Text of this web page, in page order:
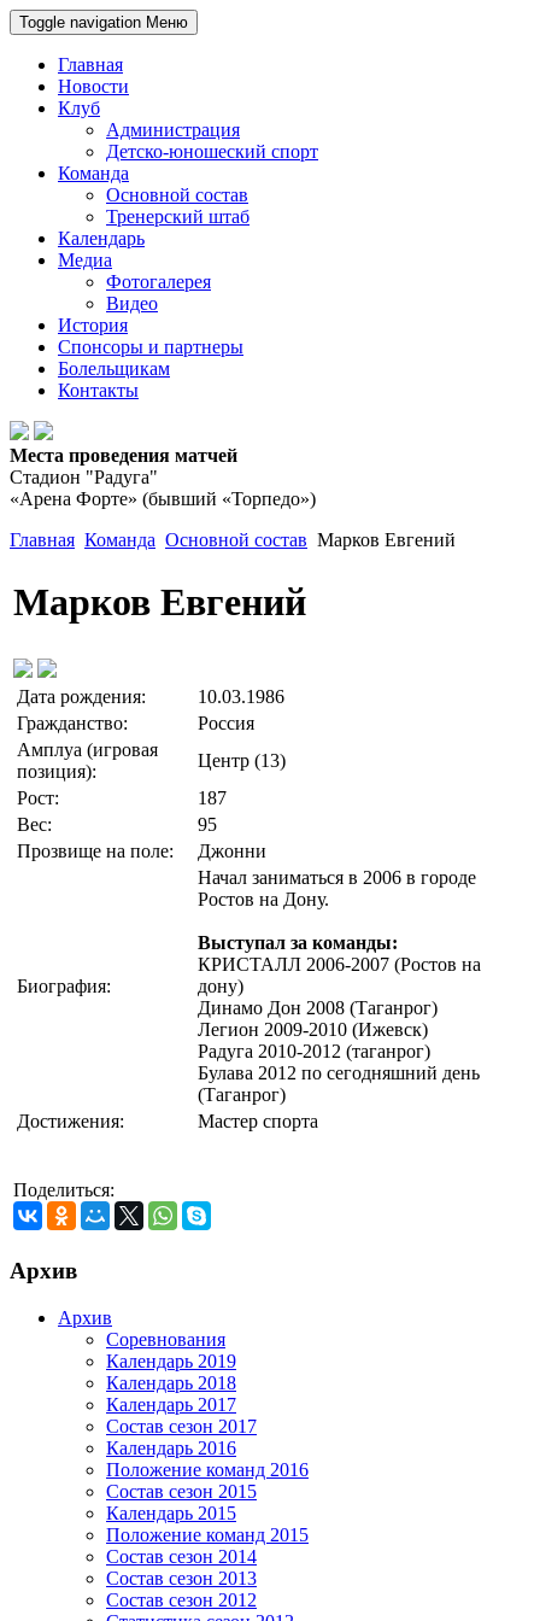
Toggle navigation Меню
Главная
Новости
Клуб
Администрация
Детско-юношеский спорт
Команда
Основной состав
Тренерский штаб
Календарь
Медиа
Фотогалерея
Видео
История
Спонсоры и партнеры
Болельщикам
Контакты
Места проведения матчей
Стадион "Радуга"
«Арена Форте» (бывший «Торпедо»)
Главная Команда Основной состав Марков Евгений
Марков Евгений
Дата рождения:
10.03.1986
Гражданство:
Россия
Амплуа (игровая
позиция):
Центр (13)
Рост:
187
Вес:
95
Прозвище на поле:
Джонни
Биография:
Начал заниматься в 2006 в городе
Ростов на Дону.
Выступал за команды:
КРИСТАЛЛ 2006-2007 (Ростов на
дону)
Динамо Дон 2008 (Таганрог)
Легион 2009-2010 (Ижевск)
Радуга 2010-2012 (таганрог)
Булава 2012 по сегодняшний день
(Таганрог)
Достижения:
Мастер спорта
Поделиться:
Архив
Архив
Соревнования
Календарь 2019
Календарь 2018
Календарь 2017
Состав сезон 2017
Календарь 2016
Положение команд 2016
Состав сезон 2015
Календарь 2015
Положение команд 2015
Состав сезон 2014
Состав сезон 2013
Состав сезон 2012